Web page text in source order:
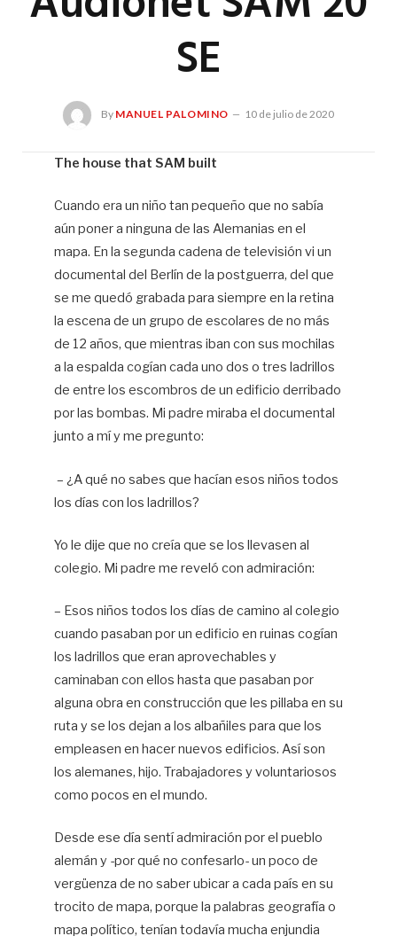
SE
By MANUEL PALOMINO 10 de julio de 2020
The house that SAM built
Cuando era un niño tan pequeño que no sabía
aún poner a ninguna de las Alemanias en el
mapa. En la segunda cadena de televisión vi un
documental del Berlín de la postguerra, del que
se me quedó grabada para siempre en la retina
la escena de un grupo de escolares de no más
de 12 años, que mientras iban con sus mochilas
a la espalda cogían cada uno dos o tres ladrillos
de entre los escombros de un edificio derribado
por las bombas. Mi padre miraba el documental
junto a mí y me pregunto:
– ¿A qué no sabes que hacían esos niños todos
los días con los ladrillos?
Yo le dije que no creía que se los llevasen al
colegio. Mi padre me reveló con admiración:
– Esos niños todos los días de camino al colegio
cuando pasaban por un edificio en ruinas cogían
los ladrillos que eran aprovechables y
caminaban con ellos hasta que pasaban por
alguna obra en construcción que les pillaba en su
ruta y se los dejan a los albañiles para que los
empleasen en hacer nuevos edificios. Así son
los alemanes, hijo. Trabajadores y voluntariosos
como pocos en el mundo.
Desde ese día sentí admiración por el pueblo
alemán y -por qué no confesarlo- un poco de
vergüenza de no saber ubicar a cada país en su
trocito de mapa, porque la palabras geografía o
mapa político, tenían todavía mucha enjundia